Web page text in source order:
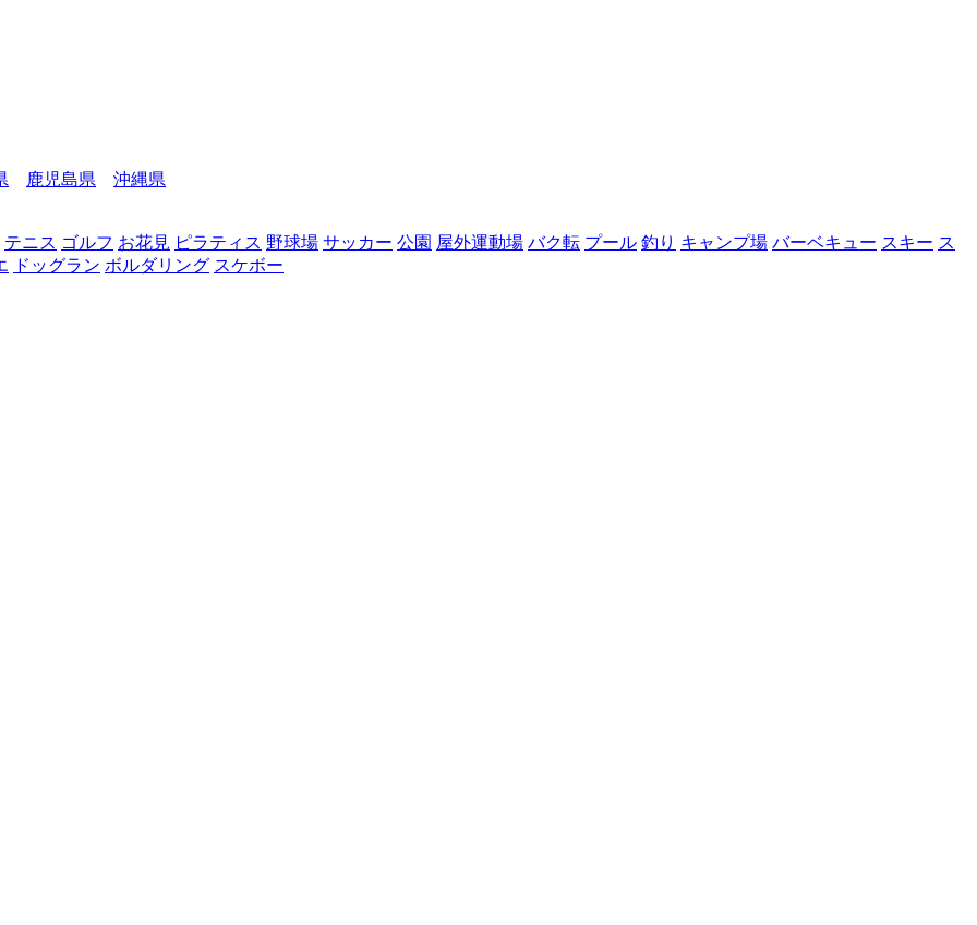
鹿児島県
沖縄県
テニス ゴルフ お花見 ピラティス 野球場 サッカー 公園 屋外運動場 バク転 プール 釣り キャンプ場 バーベキュー スキー ス
ドッグラン ボルダリング スケボー